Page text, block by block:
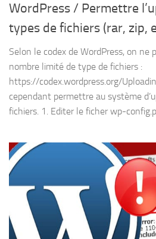
WordPress / Permettre
types de fichiers (rar, zip,
Selon le codex de WordPress, on ne
nombre limité de type de fichiers :
https://codex.wordpress.org/
cependant permettre au système
fichiers. 1. Editer le ficher wp-